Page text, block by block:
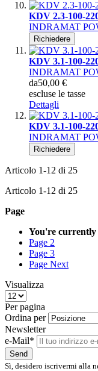
KDV 2.3-100-
INDRAMAT
Richiedere
KDV 3.1-100-
INDRAMAT
da50,00 €
escluse le tasse
Dettagli
KDV 3.1-100-
INDRAMAT
Richiedere
Articolo 1-12 di 25
Articolo 1-12 di 25
Page
You're currently
Page 2
Page 3
Page Next
Visualizza
Per pagina
Ordina per
Newsletter
e-Mail*
Send
Sì, desidero iscrivermi alla